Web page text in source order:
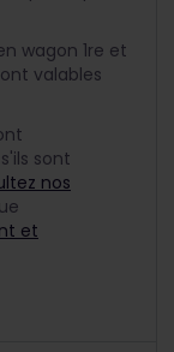
wagon 1re et
valables
sont
nos
et